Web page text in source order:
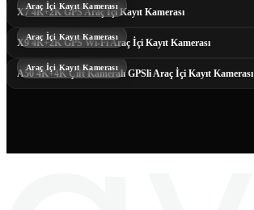
X7 4K+2K GPS Araç İçi Kayıt Kamerası
Araç İçi Kayıt Kamerası
X9 4K+2K GPS Wi-Fi Araç İçi Kayıt Kamerası
Araç İçi Kayıt Kamerası
A50 4K+4K Çift Kameralı GPSli Araç İçi Kayıt Kamerası
Araç İçi Kayıt Kamerası